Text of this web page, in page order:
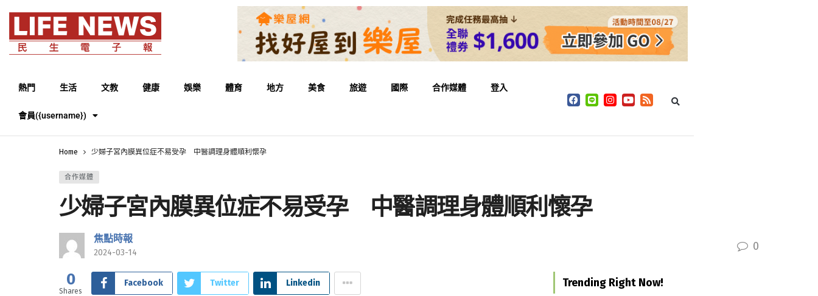
熱門 生活 文教 健康 娛樂 體育 地方 美食 旅遊 國際 合作媒體 登入
會員({username})
Home 少婦子宮內膜異位症不易受孕 中醫調理身體順利懷孕
合作媒體
少婦子宮內膜異位症不易受孕 中醫調理身體順利懷孕
焦點時報
2024-03-14 0
0
Shares
Facebook Twitter Linkedin Trending Right Now!